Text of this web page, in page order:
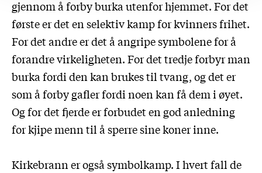
gjennom å forby burka utenfor hjemmet. For det
første er det en selektiv kamp for kvinners frihet.
For det andre er det å angripe symbolene for å
forandre virkeligheten. For det tredje forbyr man
burka fordi den kan brukes til tvang, og det er
som å forby gafler fordi noen kan få dem i øyet.
Og for det fjerde er forbudet en god anledning
for kjipe menn til å sperre sine koner inne.
Kirkebrann er også symbolkamp. I hvert fall de